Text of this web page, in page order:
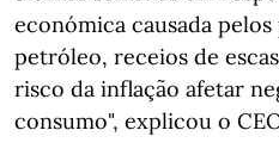
económica causada
petróleo, receios de
risco da inflação afetar
consumo", explicou o